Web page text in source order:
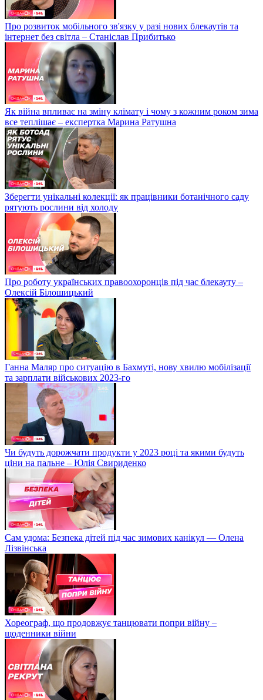
Про розвиток мобільного зв'язку у разі нових блекаутів та
інтернет без світла – Станіслав Прибитько
Як війна впливає на зміну клімату і чому з кожним роком зима
все теплішає – експертка Марина Ратушна
Зберегти унікальні колекції: як працівники ботанічного саду
рятують рослини від холоду
Про роботу українських правоохоронців під час блекауту –
Олексій Білошицький
Ганна Маляр про ситуацію в Бахмуті, нову хвилю мобілізації
та зарплати військових 2023-го
Чи будуть дорожчати продукти у 2023 році та якими будуть
ціни на пальне – Юлія Свириденко
Сам удома: Безпека дітей під час зимових канікул — Олена
Лізвінська
Хореограф, що продовжує танцювати попри війну –
щоденники війни